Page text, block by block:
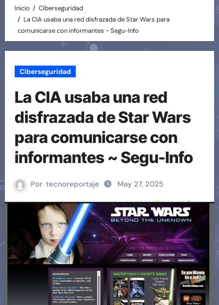
Inicio
Ciberseguridad
La CIA usaba una red disfrazada de Star Wars para
comunicarse con informantes ~ Segu-Info
Ciberseguridad
La CIA usaba una red
disfrazada de Star Wars
para comunicarse con
informantes ~ Segu-Info
Por tecnoreportaje May 27, 2025